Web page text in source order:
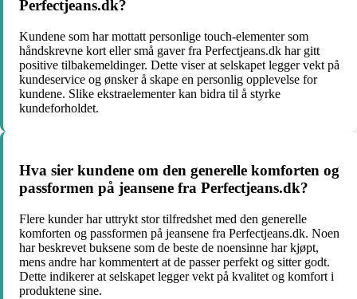
Perfectjeans.dk?
Kundene som har mottatt personlige touch-elementer som
håndskrevne kort eller små gaver fra Perfectjeans.dk har gitt
positive tilbakemeldinger. Dette viser at selskapet legger vekt på
kundeservice og ønsker å skape en personlig opplevelse for
kundene. Slike ekstraelementer kan bidra til å styrke
kundeforholdet.
Hva sier kundene om den generelle komforten og
passformen på jeansene fra Perfectjeans.dk?
Flere kunder har uttrykt stor tilfredshet med den generelle
komforten og passformen på jeansene fra Perfectjeans.dk. Noen
har beskrevet buksene som de beste de noensinne har kjøpt,
mens andre har kommentert at de passer perfekt og sitter godt.
Dette indikerer at selskapet legger vekt på kvalitet og komfort i
produktene sine.